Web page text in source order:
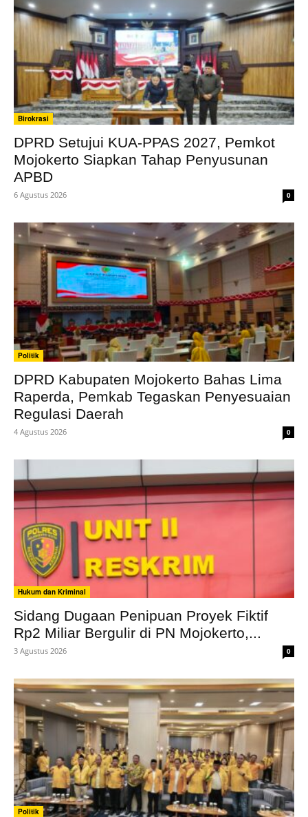
Birokrasi
DPRD Setujui KUA-PPAS 2027, Pemkot
Mojokerto Siapkan Tahap Penyusunan
APBD
6 Agustus 2026 0
Politik
DPRD Kabupaten Mojokerto Bahas Lima
Raperda, Pemkab Tegaskan Penyesuaian
Regulasi Daerah
4 Agustus 2026 0
Hukum dan Kriminal
Sidang Dugaan Penipuan Proyek Fiktif
Rp2 Miliar Bergulir di PN Mojokerto,...
3 Agustus 2026 0
Politik